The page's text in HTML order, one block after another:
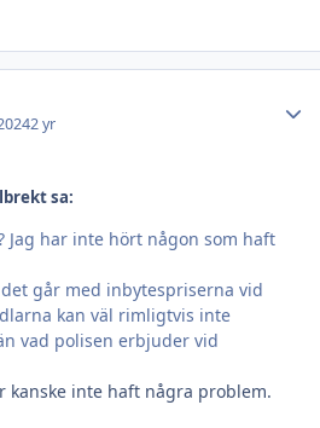
2 yr
sa:
Jag har inte hört någon som haft
går med inbytespriserna vid
kan väl rimligtvis inte
vad polisen erbjuder vid
kanske inte haft några problem.